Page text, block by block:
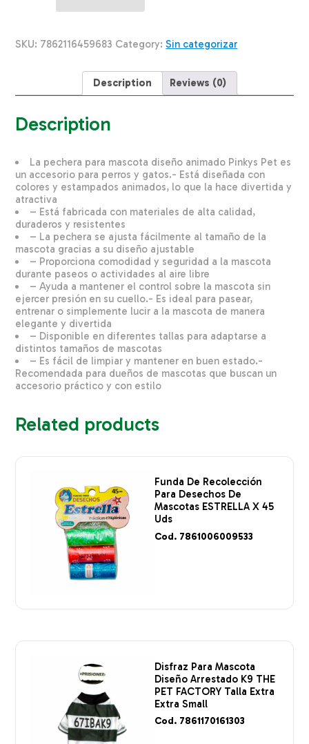
PINKYS
SKU: 7862116459683 Category:Sin categorizar
Description Reviews (0)
Description
La pechera para mascota diseño animado Pinkys Pet es
un accesorio para perros y gatos.- Está diseñada con
colores y estampados animados, lo que la hace divertida y
atractiva
– Está fabricada con materiales de alta calidad,
duraderos y resistentes
– La pechera se ajusta fácilmente al tamaño de la
mascota gracias a su diseño ajustable
– Proporciona comodidad y seguridad a la mascota
durante paseos o actividades al aire libre
– Ayuda a mantener el control sobre la mascota sin
ejercer presión en su cuello.- Es ideal para pasear,
entrenar o simplemente lucir a la mascota de manera
elegante y divertida
– Disponible en diferentes tallas para adaptarse a
distintos tamaños de mascotas
– Es fácil de limpiar y mantener en buen estado.-
Recomendada para dueños de mascotas que buscan un
accesorio práctico y con estilo
Related products
Funda De Recolección
Para Desechos De
Mascotas ESTRELLA X 45
Uds
Cod. 7861006009533
Disfraz Para Mascota
Diseño Arrestado K9 THE
PET FACTORY Talla Extra
Extra Small
Cod. 7861170161303